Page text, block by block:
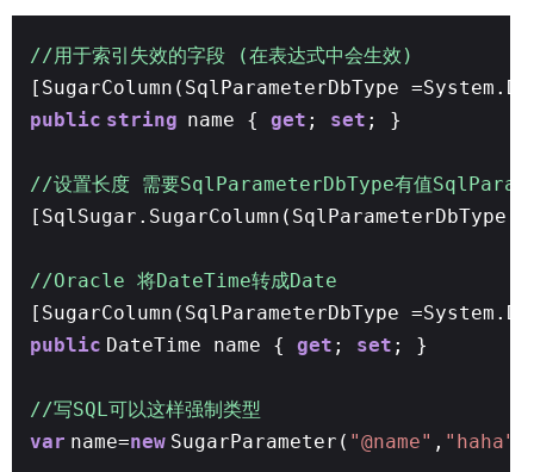
//用于索引失效的字段 (在表达式中会生效)
[SugarColumn(SqlParameterDbType
public string name { get ; set ; }
//设置长度 需要SqlParameterDbType有值
//Oracle 将DateTime转成Date
[SugarColumn(SqlParameterDbType
public DateTime name { get ; set ; }
//写SQL可以这样强制类型
var name=new SugarParameter( "@name" , "haha"